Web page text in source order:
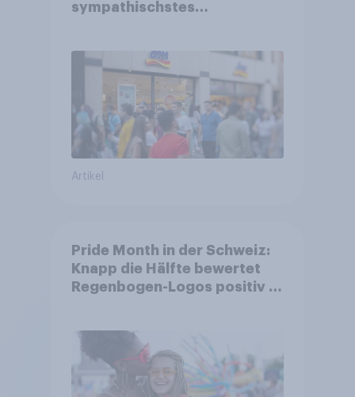
sympathischstes
Artikel
Pride Month in der Schweiz:
Knapp die Hälfte bewertet
Regenbogen-Logos positiv –